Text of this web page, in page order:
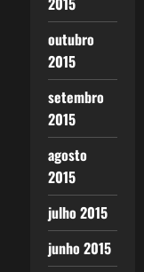
outubro
2015
setembro
2015
agosto
2015
julho 2015
junho 2015